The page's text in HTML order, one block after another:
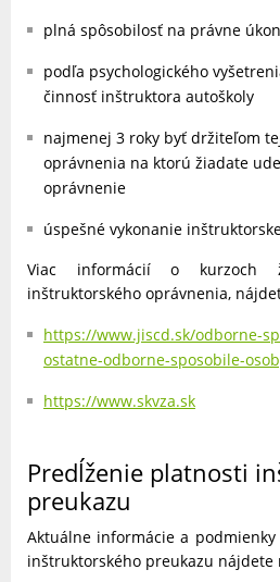
plná spôsobilosť na právne
podľa psychologického
činnosť inštruktora autoškoly
najmenej 3 roky byť držiteľom
oprávnenia na ktorú žiadate
oprávnenie
úspešné vykonanie
Viac informácií o kurzoch
inštruktorského oprávnenia,
https://www.jiscd.sk/odborne-
ostatne-odborne-sposobile-
https://www.skvza.sk
Predĺženie platnosti
preukazu
Aktuálne informácie a
inštruktorského preukazu nájdete